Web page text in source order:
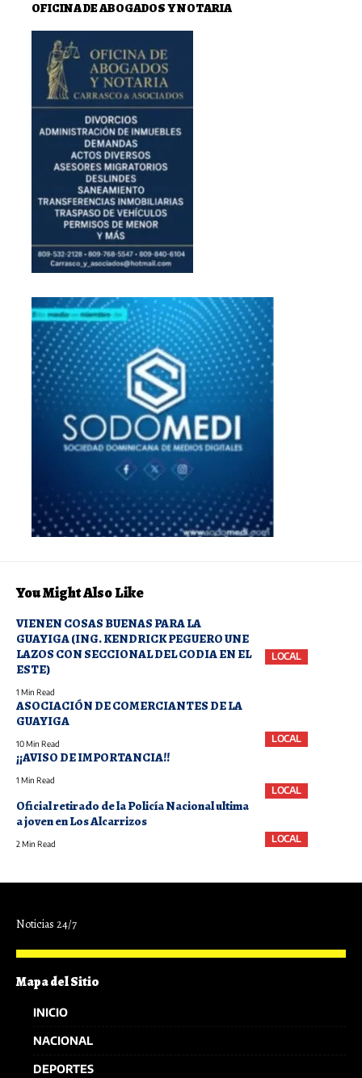
OFICINA DE ABOGADOS Y NOTARIA
You Might Also Like
LOCAL
VIENEN COSAS BUENAS PARA LA
GUAYIGA (ING. KENDRICK PEGUERO UNE
LAZOS CON SECCIONAL DEL CODIA EN EL
ESTE)
1 Min Read
LOCAL
ASOCIACIÓN DE COMERCIANTES DE LA
GUAYIGA
10 Min Read
LOCAL
¡¡AVISO DE IMPORTANCIA!!
1 Min Read
LOCAL
Oficial retirado de la Policía Nacional ultima
a joven en Los Alcarrizos
2 Min Read
Noticias 24/7
Mapa del Sitio
INICIO
NACIONAL
DEPORTES